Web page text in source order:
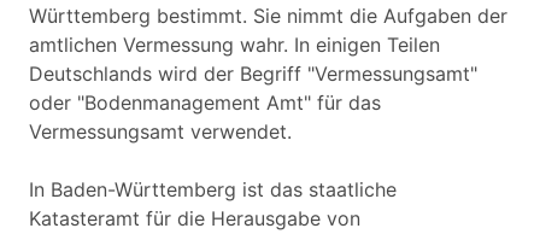
Württemberg bestimmt. Sie nimmt die Aufgaben der
amtlichen Vermessung wahr. In einigen Teilen
Deutschlands wird der Begriff "Vermessungsamt"
oder "Bodenmanagement Amt" für das
Vermessungsamt verwendet.
In Baden-Württemberg ist das staatliche
Katasteramt für die Herausgabe von